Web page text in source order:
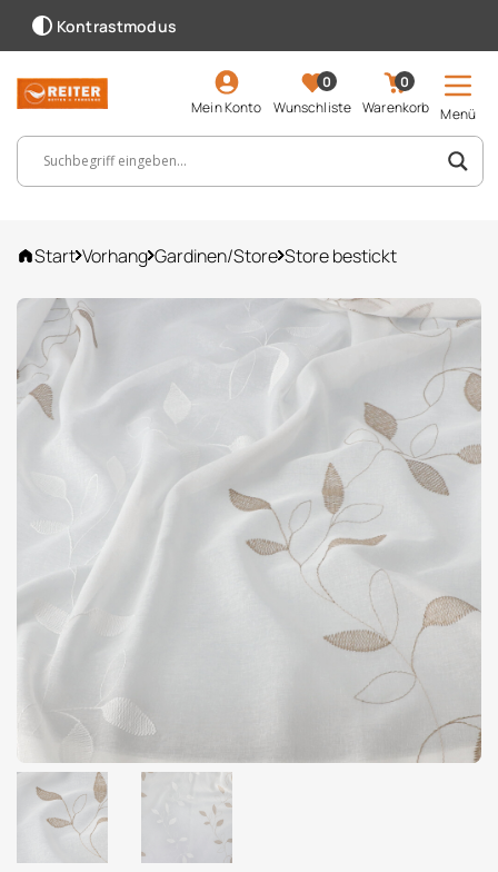
Kontrastmodus
Mein Konto
0
Wunschliste
0
Warenkorb
Menü
Suchbegriff, Artikelnummer ...
Start Vorhang Gardinen/Store Store bestickt